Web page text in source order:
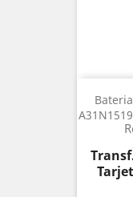
Precio